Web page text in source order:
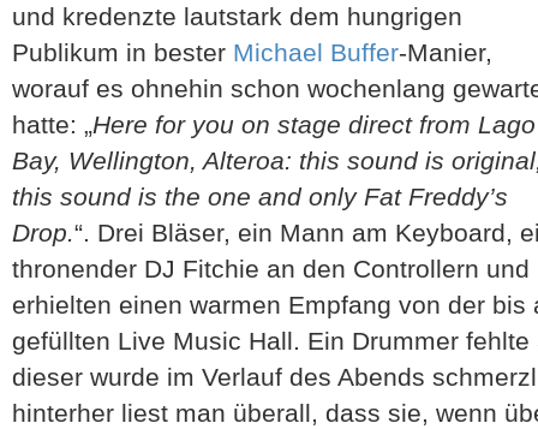
und kredenzte lautstark dem hungrigen
Publikum in bester Michael Buffer-Manier,
worauf es ohnehin schon wochenlang
hatte: „Here for you on stage direct from Lago
Bay, Wellington, Alteroa: this sound is
this sound is the one and only Fat Freddy’s
Drop.“. Drei Bläser, ein Mann am Keyboard,
thronender DJ Fitchie an den Controllern
erhielten einen warmen Empfang von der bis
gefüllten Live Music Hall. Ein Drummer
dieser wurde im Verlauf des Abends
hinterher liest man überall, dass sie, wenn